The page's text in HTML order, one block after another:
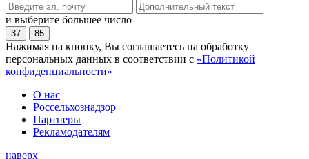
и выберите большее число
37 85
Нажимая на кнопку, Вы соглашаетесь на обработку
персональных данных в соответствии с «Политикой
конфиденциальности»
О нас
Россельхознадзор
Партнеры
Рекламодателям
наверх